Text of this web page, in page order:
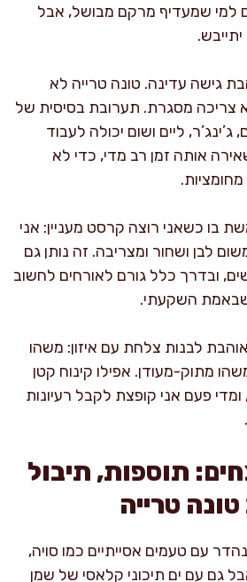
למי שמעדיף מרקם מבושל, אבל
גישה עדינה. טונה טרייה לא
צריכה מסגרת. תערובת בסיסית של
ליים ושום יכולה לעבוד
אותה זמן רב מדי, כדי לא
בו כשאני רוצה קרסט מעניין: אני
לבן ושחור ומצריבה. זה נותן גם
ובדרך כלל גורם לאורחים לחשוב
השקעתי.
לבנות צלחת עם איזון: משהו
מתוק-מעודן. אפילו קינוח קטן
פעם אני קופצת לקבל רעיונות
.
תוספות, תיבול
טרייה
עם טעמים אסייתיים כמו סויה,
אבל גם עם ים תיכוני קלאסי של שמן